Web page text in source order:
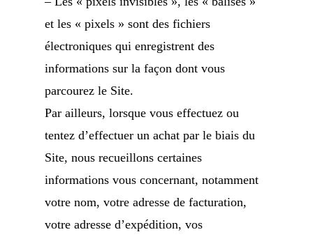
et les « pixels » sont des fichiers
électroniques qui enregistrent des
informations sur la façon dont vous
parcourez le Site.
Par ailleurs, lorsque vous effectuez ou
tentez d’effectuer un achat par le biais du
Site, nous recueillons certaines
informations vous concernant, notamment
votre nom, votre adresse de facturation,
votre adresse d’expédition, vos